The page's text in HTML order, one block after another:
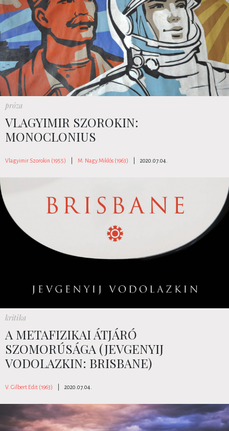
próza
VLAGYIMIR SZOROKIN:
MONOCLONIUS
Vlagyimir Szorokin (1955) M. Nagy Miklós (1963) 2020.07.04.
kritika
A METAFIZIKAI ÁTJÁRÓ
SZOMORÚSÁGA (JEVGENYIJ
VODOLAZKIN: BRISBANE)
V. Gilbert Edit (1963) 2020.07.04.